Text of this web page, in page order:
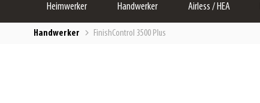
Heimwerker Handwerker Airless / HEA
Handwerker
FinishControl 3500 Plus